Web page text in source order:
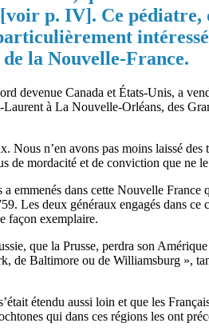
p. IV]. Ce pédiatre,
la Nouvelle-France.
devenue Canada et États-Unis, a
à La Nouvelle-Orléans, des
n’en avons pas moins laissé des
de mordacité et de conviction que ne
dans cette Nouvelle France
Les deux généraux engagés dans
façon exemplaire.
que la Prusse, perdra son
de Baltimore ou de Williamsburg »,
étendu aussi loin et que les
qui dans ces régions les ont